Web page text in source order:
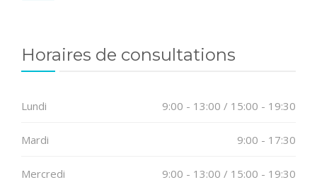
Horaires de consultations
Lundi 9:00 - 13:00 / 15:00 - 19:30
Mardi 9:00 - 17:30
Mercredi 9:00 - 13:00 / 15:00 - 19:30